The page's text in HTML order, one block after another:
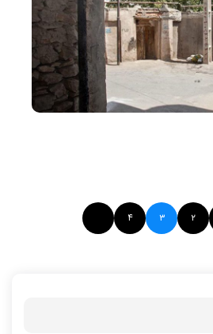
۲ ۳ ۴